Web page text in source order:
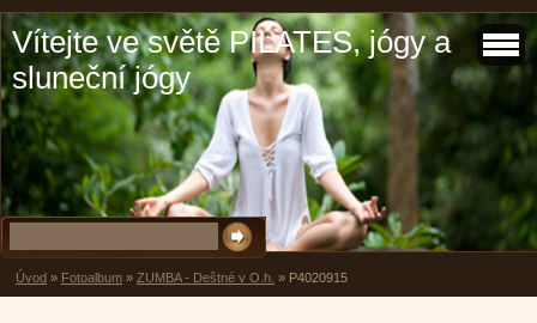
Vítejte ve světě PILATES, jógy a
sluneční jógy
Úvod » Fotoalbum » ZUMBA - Deštné v O.h. » P4020915